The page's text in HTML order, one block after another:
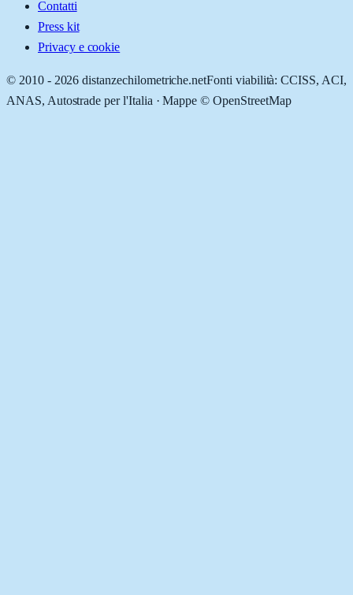
Contatti
Press kit
Privacy e cookie
© 2010 - 2026 distanzechilometriche.netFonti viabilità: CCISS, ACI,
ANAS, Autostrade per l'Italia · Mappe © OpenStreetMap